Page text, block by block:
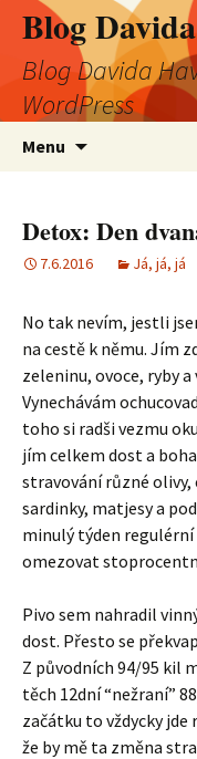
Blog
Blog Davida
WordPress
Menu
Detox: Den
7.6.2016 Já, já, já
No tak nevím, jestli
na cestě k němu. Jím
zeleninu, ovoce, ryby
Vynechávám
toho si radši vezmu
jím celkem dost a
stravování různé
sardinky, matjesy a
minulý týden regulérní
omezovat
Pivo sem nahradil
dost. Přesto se
Z původních 94/95 kil
těch 12dní “nežraní”
začátku to vždycky
že by mě ta změna